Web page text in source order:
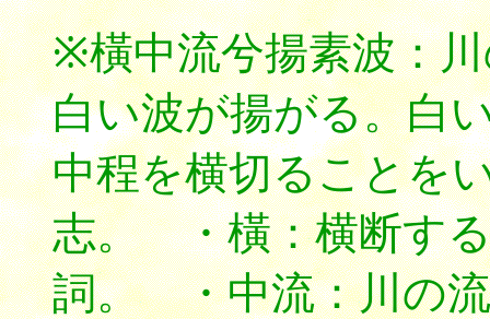
※橫中流兮揚素波：
白い波が揚がる。白
中程を横切ることを
志。 ・橫：横断す
詞。 ・中流：川の